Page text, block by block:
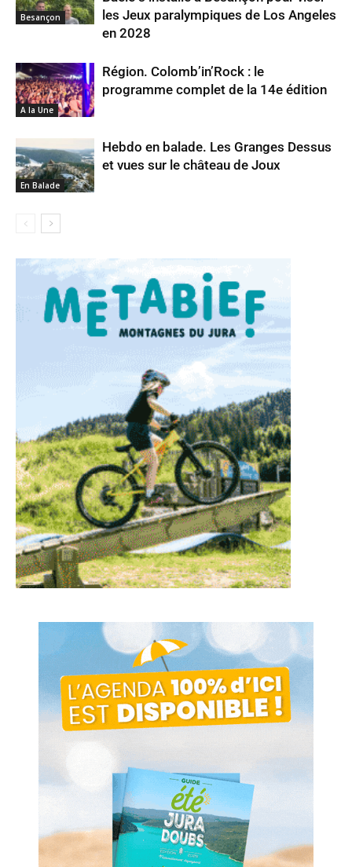
Besançon
les Jeux paralympiques de Los Angeles
en 2028
A la Une
Région. Colomb’in’Rock : le
programme complet de la 14e édition
En Balade
Hebdo en balade. Les Granges Dessus
et vues sur le château de Joux